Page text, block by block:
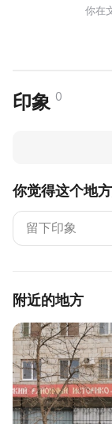
你在
印象 0
你觉得这个地
附近的地方